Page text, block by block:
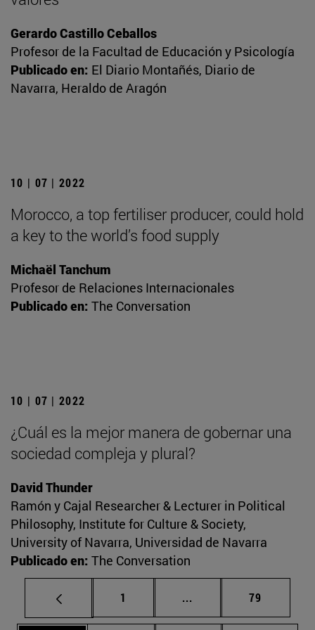
Gerardo Castillo Ceballos
Profesor de la Facultad de Educación y Psicología
Publicado en: El Diario Montañés, Diario de
Navarra, Heraldo de Aragón
10 | 07 | 2022
Morocco, a top fertiliser producer, could hold
a key to the world’s food supply
Michaël Tanchum
Profesor de Relaciones Internacionales
Publicado en: The Conversation
10 | 07 | 2022
¿Cuál es la mejor manera de gobernar una
sociedad compleja y plural?
David Thunder
Ramón y Cajal Researcher & Lecturer in Political
Philosophy, Institute for Culture & Society,
University of Navarra, Universidad de Navarra
Publicado en: The Conversation
Página
1 ... Páginas intermedias
Página
79